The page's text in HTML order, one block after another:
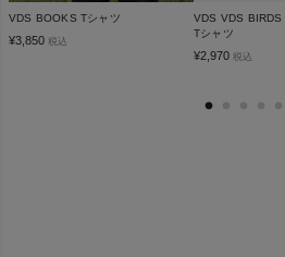
VDS BOOKS Tシャツ
¥3,850 税込
VDS VDS
Tシャツ
¥2,970 税込